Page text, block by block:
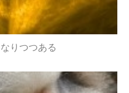
りつつある